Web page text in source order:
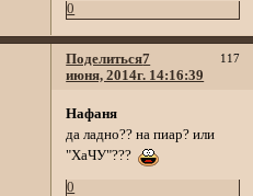
0
Поделиться 117
7
июня, 2014г. 14:16:39
Нафаня
да ладно?? на пиар? или
"ХаЧУ"???
0